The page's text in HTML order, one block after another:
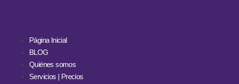
Página Inicial
BLOG
Quiénes somos
Servicios | Precios